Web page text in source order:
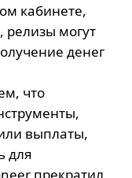
кабинете,
релизы могут
денег
что
выплаты,
для